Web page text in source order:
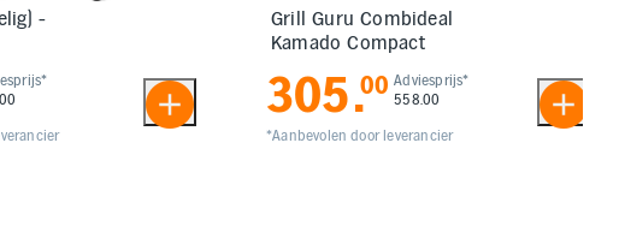
-
Grill Guru Combideal
Kamado Compact
305.00 Adviesprijs*
558.00
*Aanbevolen door leverancier